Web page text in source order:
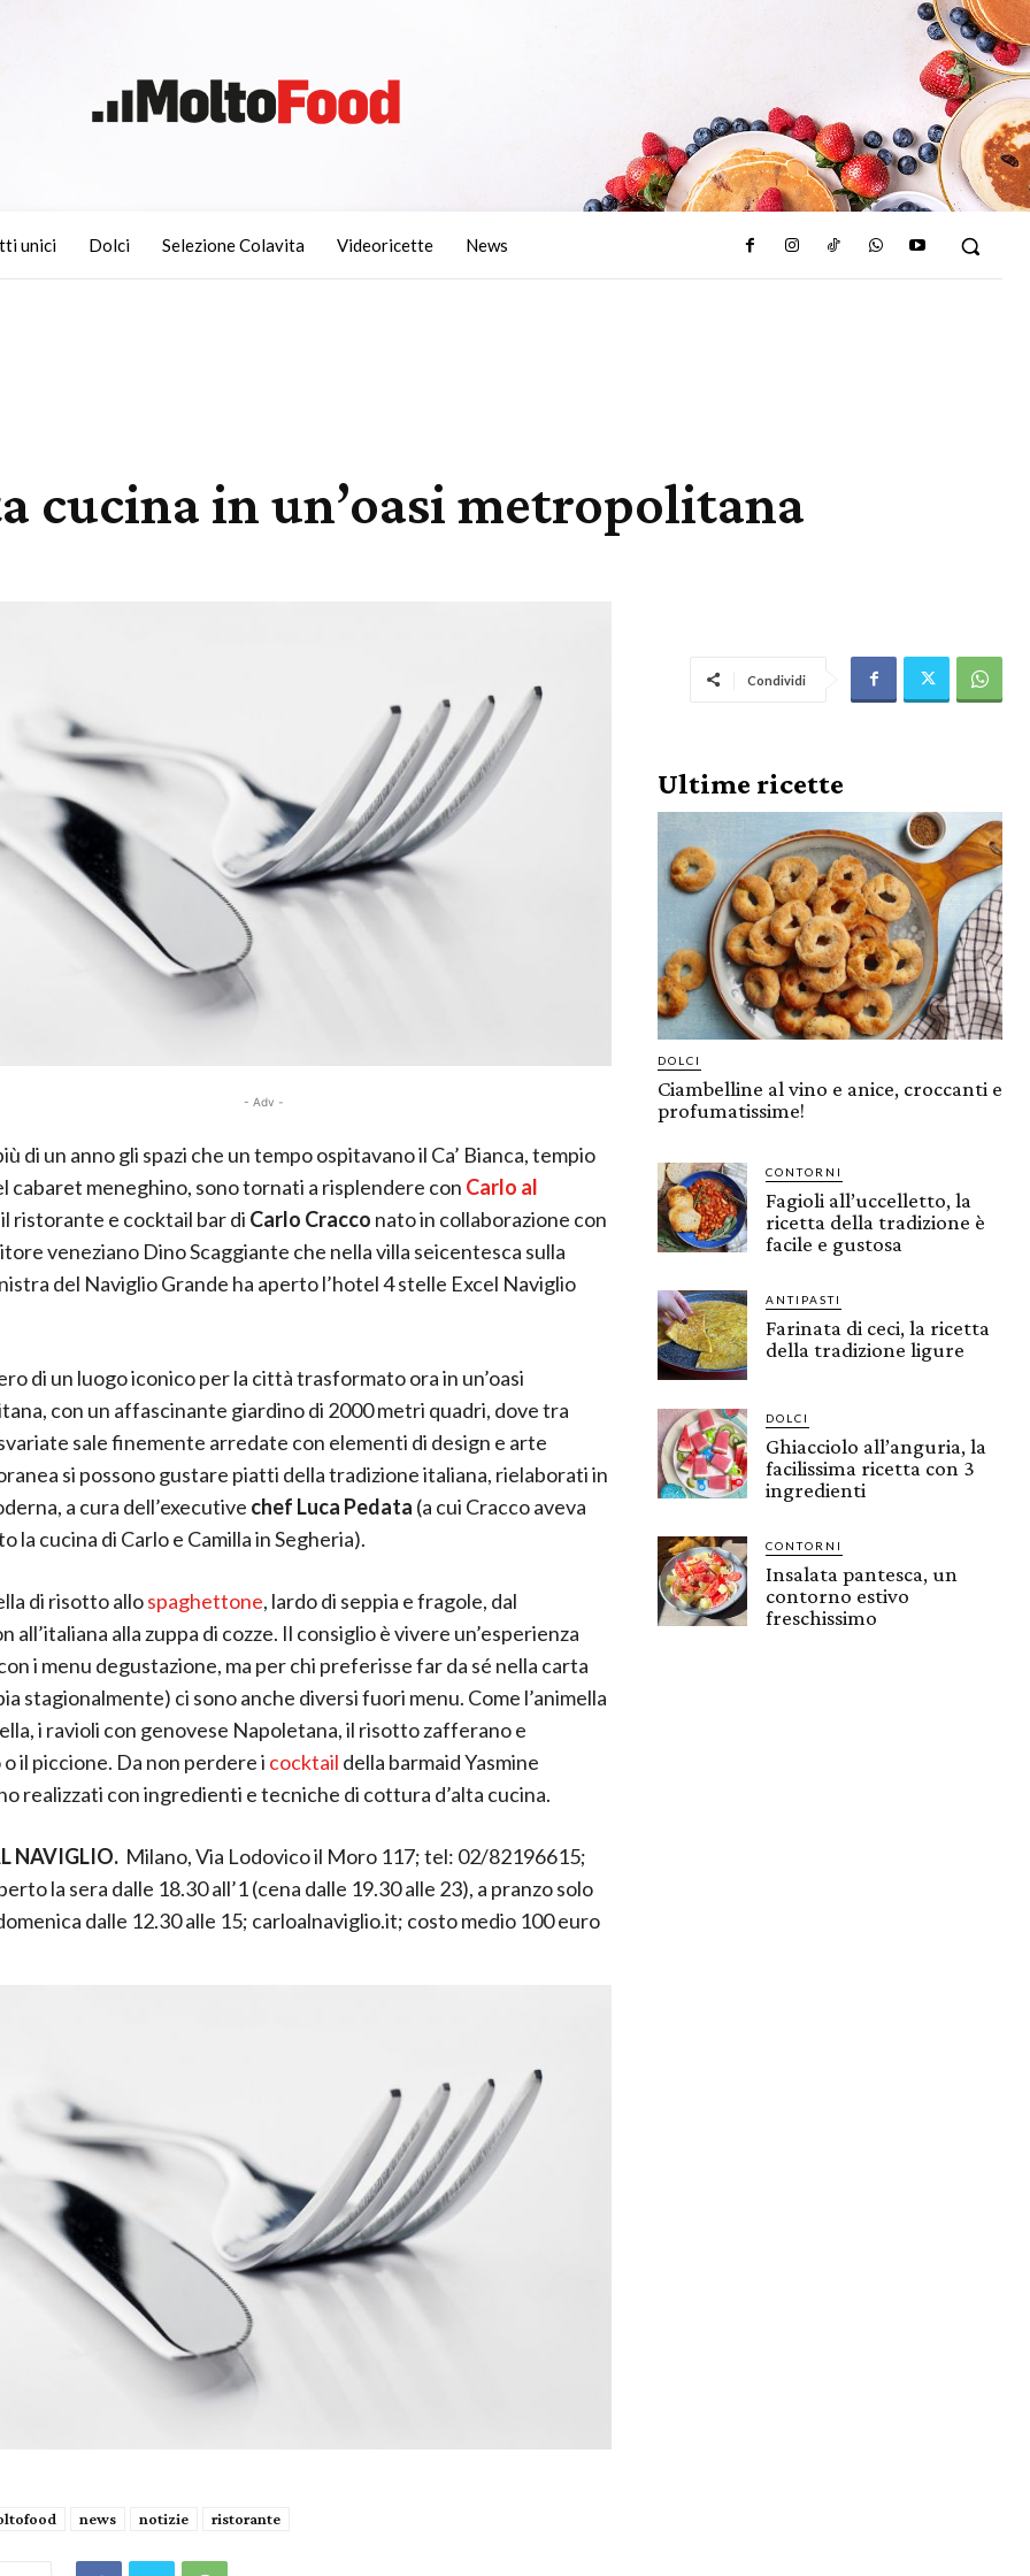
unici Dolci Selezione Colavita Videoricette News
cucina in un’oasi metropolitana
- Adv -
di un anno gli spazi che un tempo ospitavano il Ca’ Bianca, tempio
cabaret meneghino, sono tornati a risplendere con Carlo al
ristorante e cocktail bar di Carlo Cracco nato in collaborazione con
veneziano Dino Scaggiante che nella villa seicentesca sulla
del Naviglio Grande ha aperto l’hotel 4 stelle Excel Naviglio
di un luogo iconico per la città trasformato ora in un’oasi
con un affascinante giardino di 2000 metri quadri, dove tra
sale finemente arredate con elementi di design e arte
si possono gustare piatti della tradizione italiana, rielaborati in
a cura dell’executive chef Luca Pedata (a cui Cracco aveva
la cucina di Carlo e Camilla in Segheria).
di risotto allospaghettone, lardo di seppia e fragole, dal
all’italiana alla zuppa di cozze. Il consiglio è vivere un’esperienza
i menu degustazione, ma per chi preferisse far da sé nella carta
stagionalmente) ci sono anche diversi fuori menu. Come l’animella
i ravioli con genovese Napoletana, il risotto zafferano e
il piccione. Da non perdere i cocktail della barmaid Yasmine
realizzati con ingredienti e tecniche di cottura d’alta cucina.
NAVIGLIO. Milano, Via Lodovico il Moro 117; tel: 02/82196615;
la sera dalle 18.30 all’1 (cena dalle 19.30 alle 23), a pranzo solo
dalle 12.30 alle 15; carloalnaviglio.it; costo medio 100 euro
news notizie ristorante
Condividi
Ultime ricette
DOLCI
Ciambelline al vino e anice, croccanti e
profumatissime!
CONTORNI
Fagioli all’uccelletto, la
ricetta della tradizione è
facile e gustosa
ANTIPASTI
Farinata di ceci, la ricetta
della tradizione ligure
DOLCI
Ghiacciolo all’anguria, la
facilissima ricetta con 3
ingredienti
CONTORNI
Insalata pantesca, un
contorno estivo
freschissimo